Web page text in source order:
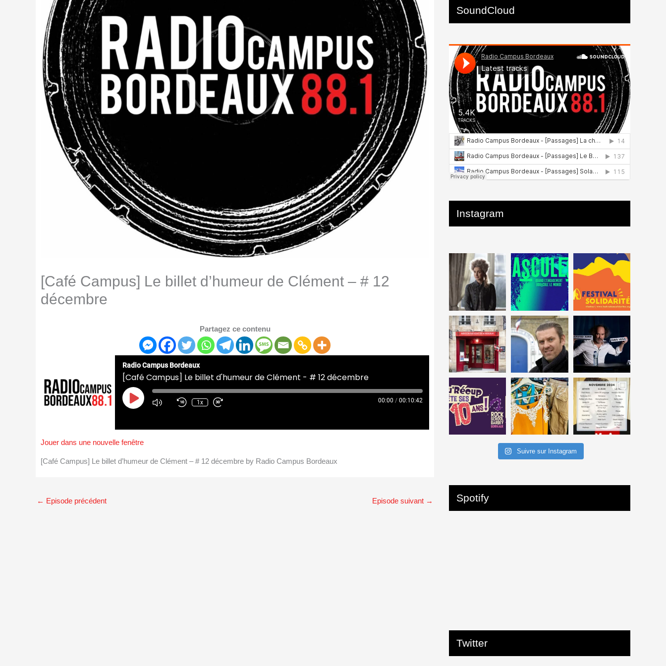
[Café Campus] Le billet d’humeur de Clément – # 12
décembre
Partagez ce contenu
Radio Campus Bordeaux
[Café Campus] Le billet d'humeur de Clément - # 12 décembre
Play
Episode
1x 00:00 / 00:10:42
Jouer dans une nouvelle fenêtre
[Café Campus] Le billet d’humeur de Clément – # 12 décembre by Radio Campus Bordeaux
← Episode précédent Episode suivant →
SoundCloud
Instagram
Suivre sur Instagram
Spotify
Twitter